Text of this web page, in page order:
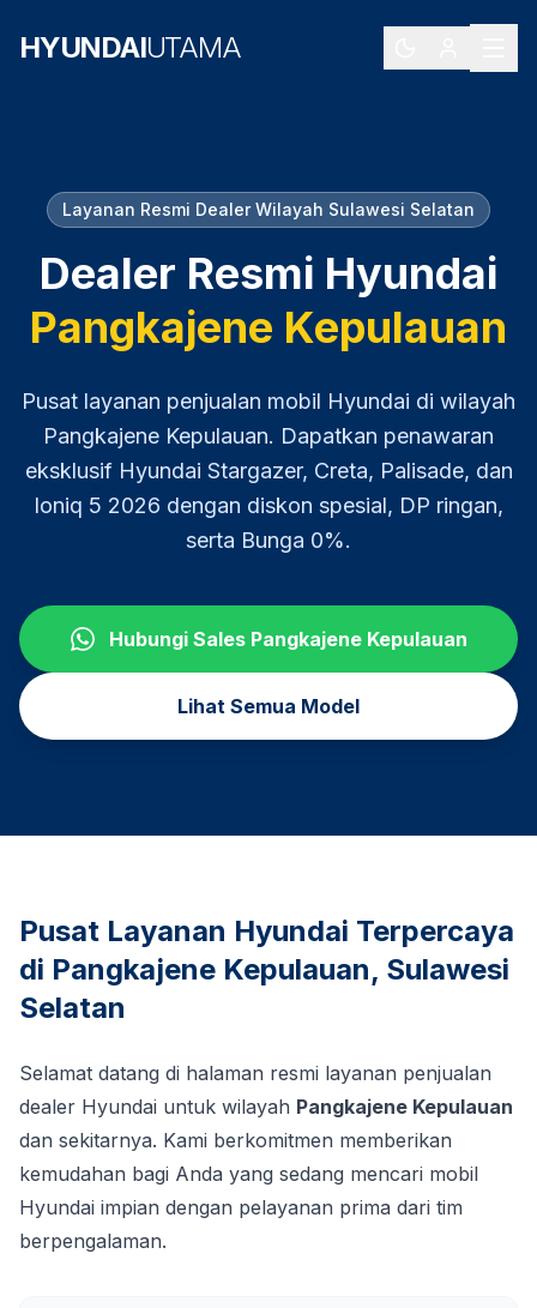
HYUNDAIUTAMA
Layanan Resmi Dealer Wilayah Sulawesi Selatan
Dealer Resmi Hyundai
Pangkajene Kepulauan
Pusat layanan penjualan mobil Hyundai di wilayah
Pangkajene Kepulauan. Dapatkan penawaran
eksklusif Hyundai Stargazer, Creta, Palisade, dan
Ioniq 5 2026 dengan diskon spesial, DP ringan,
serta Bunga 0%.
Hubungi Sales Pangkajene Kepulauan
Lihat Semua Model
Pusat Layanan Hyundai Terpercaya
di Pangkajene Kepulauan, Sulawesi
Selatan
Selamat datang di halaman resmi layanan penjualan
dealer Hyundai untuk wilayah Pangkajene Kepulauan
dan sekitarnya. Kami berkomitmen memberikan
kemudahan bagi Anda yang sedang mencari mobil
Hyundai impian dengan pelayanan prima dari tim
berpengalaman.